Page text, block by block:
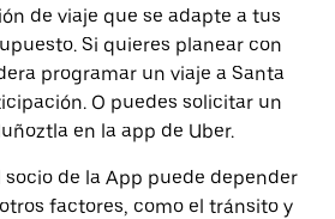
de viaje que se adapte a tus
Si quieres planear con
programar un viaje a Santa
O puedes solicitar un
en la app de Uber.
de la App puede depender
factores, como el tránsito y